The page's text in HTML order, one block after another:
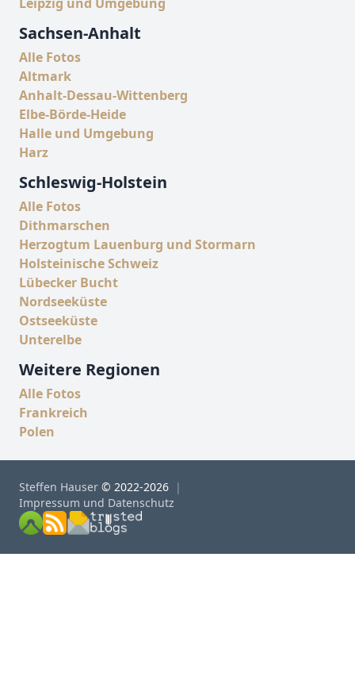
Sachsen-Anhalt
Alle Fotos
Altmark
Anhalt-Dessau-Wittenberg
Elbe-Börde-Heide
Halle und Umgebung
Harz
Schleswig-Holstein
Alle Fotos
Dithmarschen
Herzogtum Lauenburg und Stormarn
Holsteinische Schweiz
Lübecker Bucht
Nordseeküste
Ostseeküste
Unterelbe
Weitere Regionen
Alle Fotos
Frankreich
Polen
Steffen Hauser © 2022-2026
Impressum und Datenschutz